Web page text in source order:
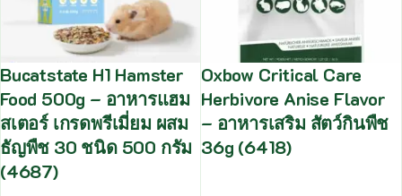
Bucatstate H1 Hamster
Food 500g – อาหารแฮม
สเตอร์ เกรดพรีเมี่ยม ผสม
ธัญพืช 30 ชนิด 500 กรัม
(4687)
Oxbow Critical Care
Herbivore Anise Flavor
– อาหารเสริม สัตว์กินพืช
36g (6418)